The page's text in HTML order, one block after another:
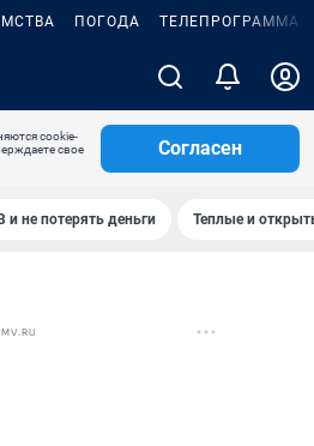
ПОГОДА ТЕЛЕПРОГРАММА
cookie-
свое
Согласен
и не потерять деньги Теплые и